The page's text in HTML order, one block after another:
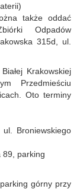
także oddać
Odpadów
315d, ul.
Krakowskiej
Przedmieściu
Oto terminy
Broniewskiego
89, parking
górny przy